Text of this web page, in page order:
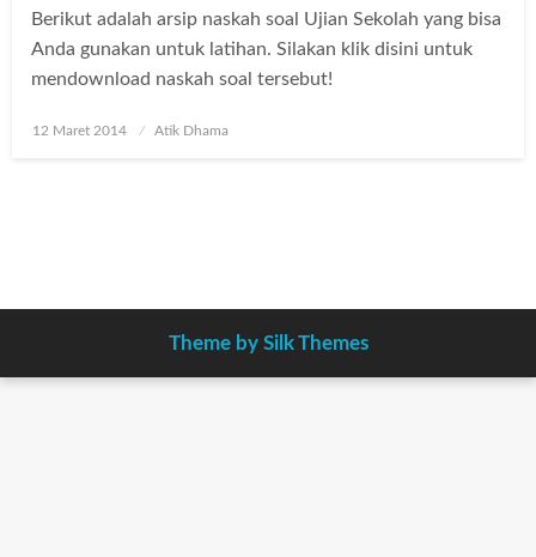
Berikut adalah arsip naskah soal Ujian Sekolah yang bisa
Anda gunakan untuk latihan. Silakan klik disini untuk
mendownload naskah soal tersebut!
Posted
12 Maret 2014 Atik Dhama
Theme by Silk Themes